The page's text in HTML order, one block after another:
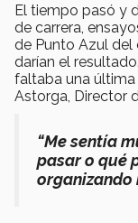
El tiempo pasó y
de carrera,
de Punto Azul
darían el
faltaba una
Astorga, Director
“Me sentía
pasar o qué
organizando